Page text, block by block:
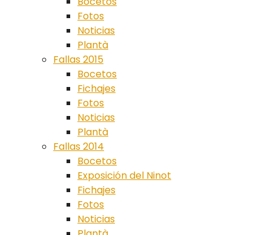
Fotos
Noticias
Plantà
Fallas 2015
Bocetos
Fichajes
Fotos
Noticias
Plantà
Fallas 2014
Bocetos
Exposición del Ninot
Fichajes
Fotos
Noticias